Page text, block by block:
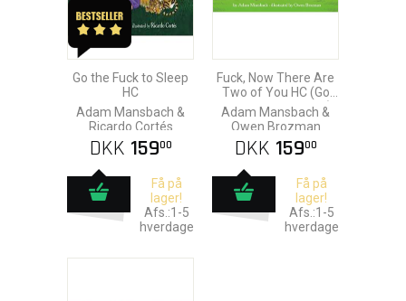
Go the Fuck to Sleep
HC
Adam Mansbach &
Ricardo Cortés
DKK 15900
Få på
lager!
Afs.:1-5
hverdage
Fuck, Now There Are
Two of You HC (Go
the Fuck to Sleep 3)
Adam Mansbach &
Owen Brozman
DKK 15900
Få på
lager!
Afs.:1-5
hverdage